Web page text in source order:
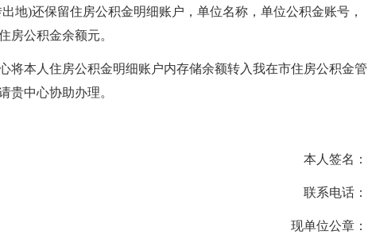
地)还保留住房公积金明细账户，单位名称，单位公积金账号，
房公积金余额元。
将本人住房公积金明细账户内存储余额转入我在市住房公积金管
贵中心协助办理。
本人签名：
联系电话：
现单位公章：